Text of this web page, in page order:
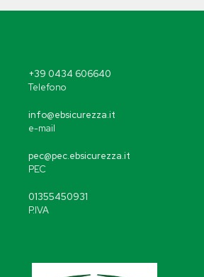
+39 0434 606640
Telefono
info@ebsicurezza.it
e-mail
pec@pec.ebsicurezza.it
PEC
01355450931
P.IVA